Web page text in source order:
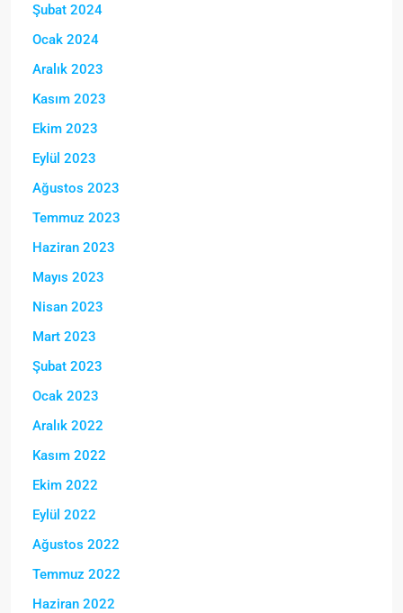
Şubat 2024
Ocak 2024
Aralık 2023
Kasım 2023
Ekim 2023
Eylül 2023
Ağustos 2023
Temmuz 2023
Haziran 2023
Mayıs 2023
Nisan 2023
Mart 2023
Şubat 2023
Ocak 2023
Aralık 2022
Kasım 2022
Ekim 2022
Eylül 2022
Ağustos 2022
Temmuz 2022
Haziran 2022